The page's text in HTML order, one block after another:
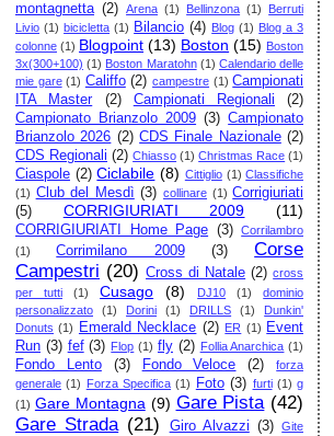
montagnetta (2) Arena (1) Bellinzona (1)
Berruti
Livio (1) bicicletta (1) Bilancio (4) Blog (1) Blog a 3
colonne (1) Blogpoint (13) Boston (15) Boston
3x(300+100) (1) Boston Maratohn (1) Calendario delle
mie gare (1) Califfo (2) campestre (1) Campionati
ITA Master
(2) Campionati Regionali
(2)
Campionato Brianzolo 2009 (3) Campionato
Brianzolo 2026 (2) CDS Finale Nazionale (2)
CDS Regionali (2) Chiasso (1) Christmas Race (1)
Ciaspole (2) Ciclabile (8) Cittiglio (1) Classifiche
(1) Club del Mesdì (3) collinare (1) Corrigiuriati
(5)
CORRIGIURIATI 2009 (11)
CORRIGIURIATI Home Page (3)
Corrilambro
(1)
Corrimilano 2009 (3)
Corse
Campestri (20) Cross di Natale (2) cross
per tutti
(1) Cusago (8) DJ10 (1)
dominio
personalizzato
(1) Dorini (1) DRILLS (1)
Dunkin'
Donuts (1) Emerald Necklace (2) ER (1) Event
Run (3) fef (3) Flop (1) fly (2) Follia Anarchica (1)
Fondo Lento (3) Fondo Veloce (2)
forza
generale (1) Forza Specifica (1) Foto (3) furti (1) g
(1) Gare Montagna (9) Gare Pista (42)
Gare Strada (21) Giro Alvazzi (3)
Gite